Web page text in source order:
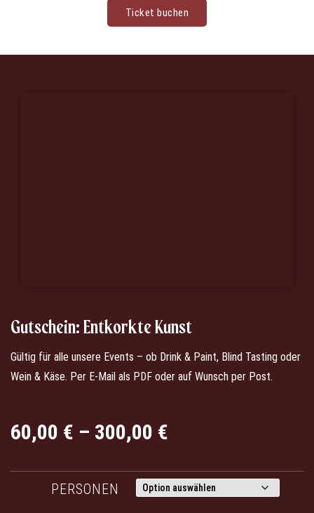
Ticket buchen
Gutschein: Entkorkte Kunst
Gültig für alle unsere Events – ob Drink & Paint, Blind Tasting oder
Wein & Käse. Per E-Mail als PDF oder auf Wunsch per Post.
60,00 € – 300,00 €
300,00 €
PERSONEN